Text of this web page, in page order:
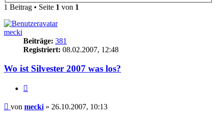
1 Beitrag • Seite 1 von 1
mecki
Beiträge: 381
Registriert: 08.02.2007, 12:48
Wo ist Silvester 2007 was los?
Beitrag
von mecki » 26.10.2007, 10:13